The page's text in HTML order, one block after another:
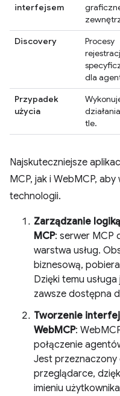
interfejsem
Discovery
Procesy
dla
Przypadek
użycia
tle.
Najskuteczniejsze
MCP, jak i WebMCP,
technologii.
Zarządzanie
MCP: serwer MCP
warstwa usług.
biznesową,
Dzięki temu
zawsze dostępna
Tworzenie
WebMCP:
połączenie
Jest
przeglądarce,
imieniu